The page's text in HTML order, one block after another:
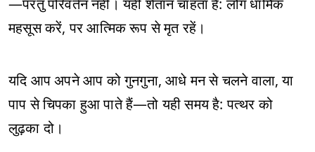
महसूस करें, पर आत्मिक रूप से मृत रहें।
यदि आप अपने आप को गुनगुना, आधे मन से चलने वाला, या
पाप से चिपका हुआ पाते हैं—तो यही समय है: पत्थर को
लुढ़का दो।